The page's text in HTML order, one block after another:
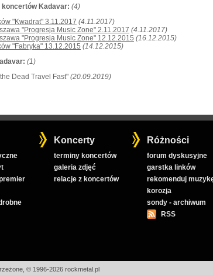
koncertów Kadavar: (4)
"Kwadrat" 3.11.2017 (4.11.2017)
"Progresja Music Zone" 2.11.2017 (4.11.2017)
"Progresja Music Zone" 12.12.2015 (16.12.2015)
"Fabryka" 13.12.2015 (14.12.2015)
(1)
Dead Travel Fast" (20.09.2019)
Koncerty
terminy koncertów
galeria zdjęć
relacje z koncertów
Różności
forum dyskusyjne
garstka linków
rekomenduj
korozja
sondy - archiwum
RSS
© 1996-2026 rockmetal.pl